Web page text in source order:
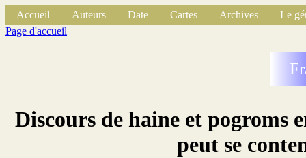
Accueil Auteurs Date Cartes Archives
Le
Page d'accueil
Discours de haine et pogroms
peut se